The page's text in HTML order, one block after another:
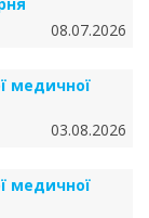
08.07.2026
медичної
03.08.2026
медичної